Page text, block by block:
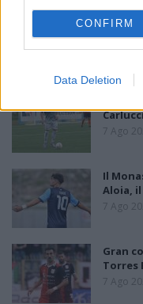
CONFIRM
Data Deletion
PIÙ LETTI OGGI
7 Ago
Il
Aloia,
7 Ago
Gran
Torres
7 Ago